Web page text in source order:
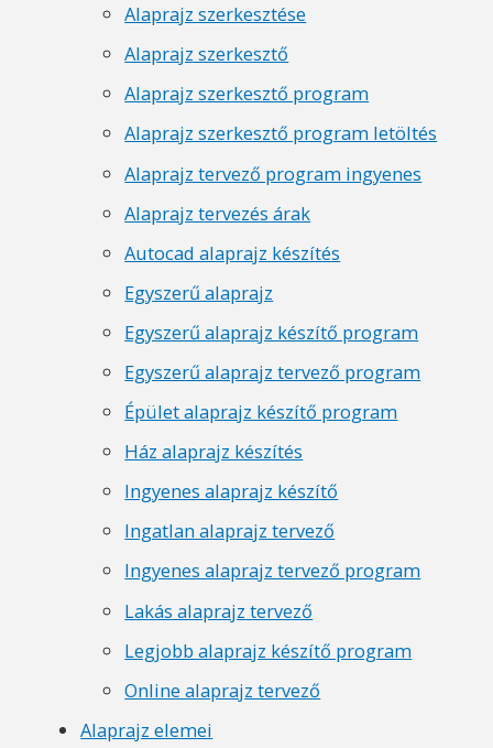
Alaprajz szerkesztése
Alaprajz szerkesztő
Alaprajz szerkesztő program
Alaprajz szerkesztő program letöltés
Alaprajz tervező program ingyenes
Alaprajz tervezés árak
Autocad alaprajz készítés
Egyszerű alaprajz
Egyszerű alaprajz készítő program
Egyszerű alaprajz tervező program
Épület alaprajz készítő program
Ház alaprajz készítés
Ingyenes alaprajz készítő
Ingatlan alaprajz tervező
Ingyenes alaprajz tervező program
Lakás alaprajz tervező
Legjobb alaprajz készítő program
Online alaprajz tervező
Alaprajz elemei